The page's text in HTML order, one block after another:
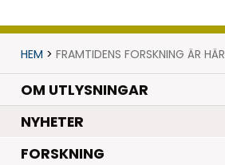
HEM > FRAMTIDENS FORSKNING ÄR HÄR
OM UTLYSNINGAR
NYHETER.
FORSKNING.